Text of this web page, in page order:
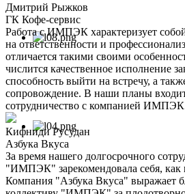
Дмитрий Рыжков
ГК Кофе-сервис
Работа с ИМПЭК характеризует
на ответственности и
отличается такими своими
числится качественное исполнение
способность выйти на встречу, а
сопровождение. В наши планы
сотрудничество с компанией
Кифниди Русудан
Азбука Вкуса
За время нашего долгосрочного
"ИМПЭК" зарекомендовала себя,
Компания "Азбука Вкуса" выражает